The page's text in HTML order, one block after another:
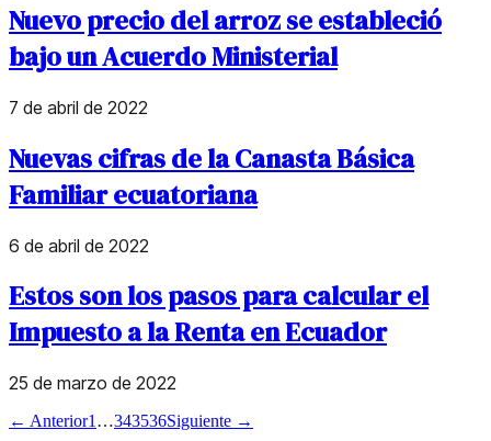
Nuevo precio del arroz se estableció
bajo un Acuerdo Ministerial
7 de abril de 2022
Nuevas cifras de la Canasta Básica
Familiar ecuatoriana
6 de abril de 2022
Estos son los pasos para calcular el
Impuesto a la Renta en Ecuador
25 de marzo de 2022
← Anterior1 …343536Siguiente →